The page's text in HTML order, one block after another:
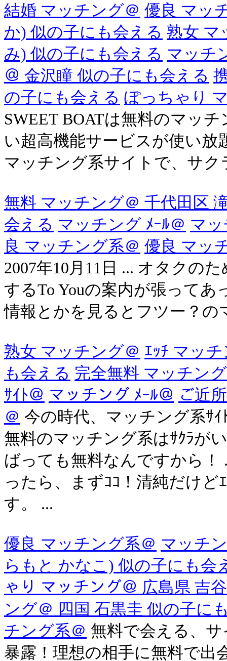
結婚 マッチング＠ 優良 マッ
か) 似の子にも会える 熟女 マ
み) 似の子にも会える マッチ
＠ 金沢瞳 似の子にも会える
の子にも会える ぽっちゃり
SWEET BOATは無料のマッ
い超高機能サービスが使い放
マッチング系サイトで、サ
無料 マッチング＠ 千代田区
会える マッチング ﾒｰﾙ＠ マ
良 マッチング系＠ 優良 マッ
2007年10月11日 ... オタクの
するTo Youの案内が張って
情報とかを見るとフツー？
熟女 マッチング＠ ｴｯﾁ マッ
も会える 完全無料 マッチン
ｻｲﾄ＠ マッチング ﾒｰﾙ＠ ご近
＠ 今の時代、マッチング系ｻ
無料のマッチング系はｻｸﾗが
ばっても無料なんですから！
ったら、まずｺｺ！清純だけ
す。 ...
優良 マッチング系＠ マッチ
らもと かなこ) 似の子にも会
ゃり マッチング＠ 広島県 吉
ング＠ 四国 石黒圭 似の子に
チング系＠ 無料で会える、
暴露！理想の相手に無料で出